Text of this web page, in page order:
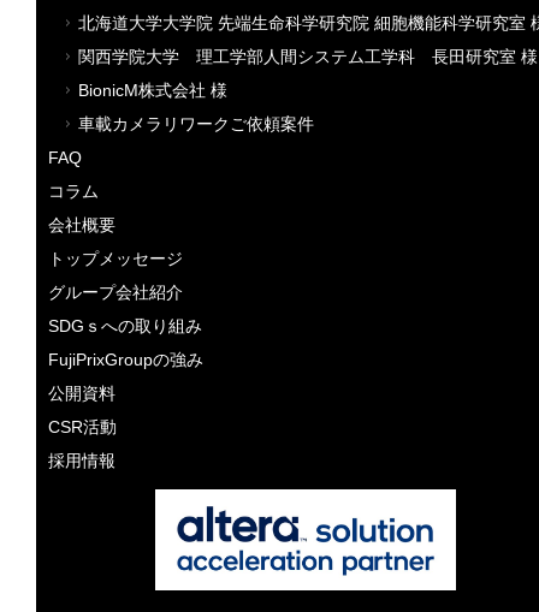
北海道大学大学院 先端生命科学研究院 細胞機能科学研究室
関西学院大学 理工学部人間システム工学科 長田研究室 様
BionicM株式会社 様
車載カメラリワークご依頼案件
FAQ
コラム
会社概要
トップメッセージ
グループ会社紹介
SDGｓへの取り組み
FujiPrixGroupの強み
公開資料
CSR活動
採用情報